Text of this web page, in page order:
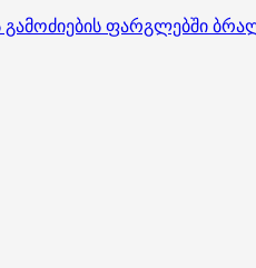
ფარგლებში